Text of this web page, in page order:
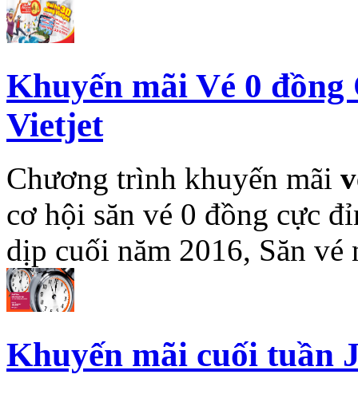
Khuyến mãi Vé 0 đồng
Vietjet
Chương trình khuyến mãi
cơ hội săn vé 0 đồng cực
dịp cuối năm 2016, Săn
Khuyến mãi cuối tuần